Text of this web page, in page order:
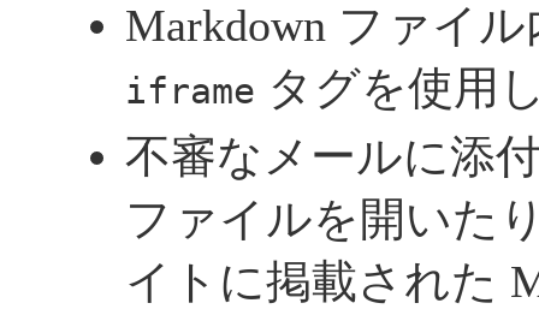
Markdown ファイ
iframe タグを使用
不審なメールに添
ファイルを開いた
イトに掲載された